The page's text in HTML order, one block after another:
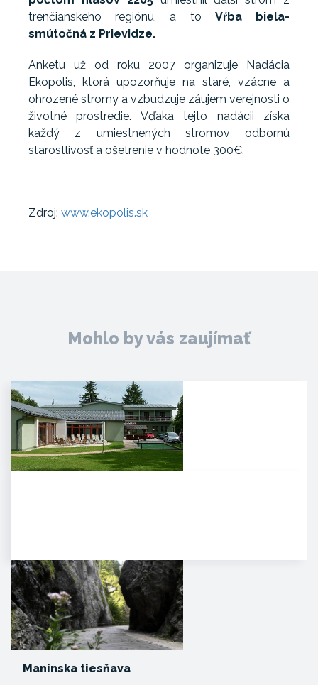
trenčianskeho regiónu, a to Vŕba biela-
smútočná z Prievidze.
Anketu už od roku 2007 organizuje Nadácia
Ekopolis, ktorá upozorňuje na staré, vzácne a
ohrozené stromy a vzbudzuje záujem verejnosti o
životné prostredie. Vďaka tejto nadácii získa
každý z umiestnených stromov odbornú
starostlivosť a ošetrenie v hodnote 300€.
Zdroj: www.ekopolis.sk
Mohlo by vás zaujímať
Manínska tiesňava